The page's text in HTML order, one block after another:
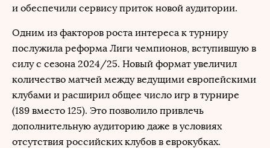
и обеспечили сервису приток новой аудитории.
Одним из факторов роста интереса к турниру
послужила реформа Лиги чемпионов, вступившую в
силу с сезона 2024/25. Новый формат увеличил
количество матчей между ведущими европейскими
клубами и расширил общее число игр в турнире
(189 вместо 125). Это позволило привлечь
дополнительную аудиторию даже в условиях
отсутствия российских клубов в еврокубках.